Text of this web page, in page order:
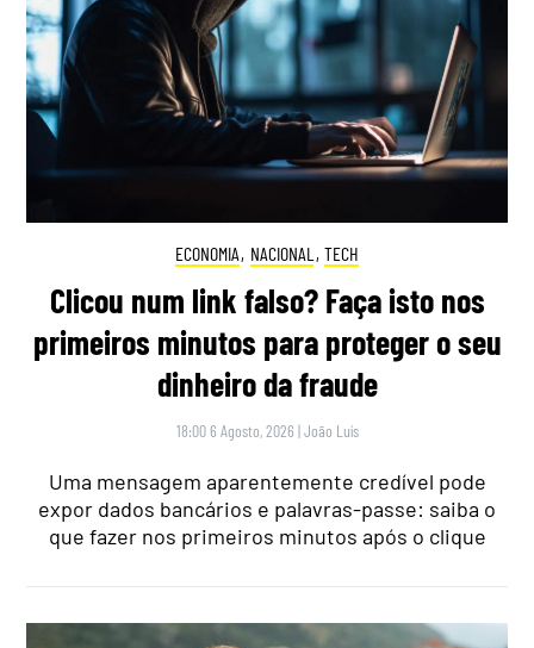
ECONOMIA, NACIONAL , TECH
Clicou num link falso? Faça isto nos
primeiros minutos para proteger o seu
dinheiro da fraude
18:00 6 Agosto, 2026 |João Luís
Uma mensagem aparentemente credível pode
expor dados bancários e palavras-passe: saiba o
que fazer nos primeiros minutos após o clique